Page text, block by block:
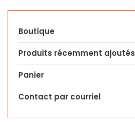
Boutique
Produits récemment ajoutés
Panier
Contact par courriel